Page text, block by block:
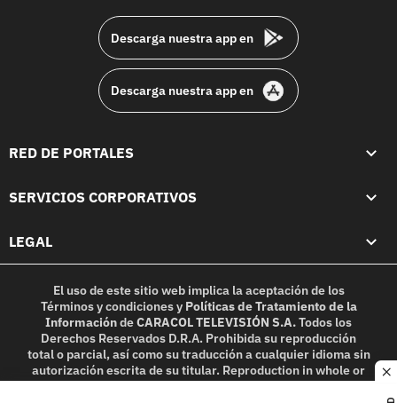
Descarga nuestra app en
Descarga nuestra app en
RED DE PORTALES
SERVICIOS CORPORATIVOS
LEGAL
El uso de este sitio web implica la aceptación de los
Términos y condicionesy Políticas de Tratamiento de la
InformacióndeCARACOL TELEVISIÓN S.A.Todos los
Derechos Reservados D.R.A. Prohibida su reproducción
total o parcial, así como su traducción a cualquier idioma sin
autorización escrita de su titular. Reproduction in whole or